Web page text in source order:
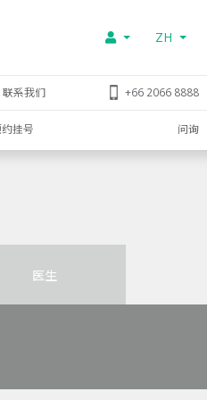
ZH
联系我们 +66 2066 8888
挂号 问询
医生